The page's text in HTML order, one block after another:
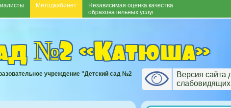
Методкабинет
Независимая оценка качества
образовательных услуг
№2 «Катюша»
учреждение "Детский сад №2
Версия сайта
слабовидящих